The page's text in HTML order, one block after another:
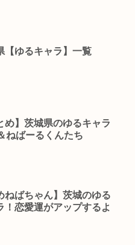
【ゆるキャラ】一覧
め】茨城県のゆるキャラ
ねばーるくんたち
ねばちゃん】茨城のゆる
！恋愛運がアップするよ